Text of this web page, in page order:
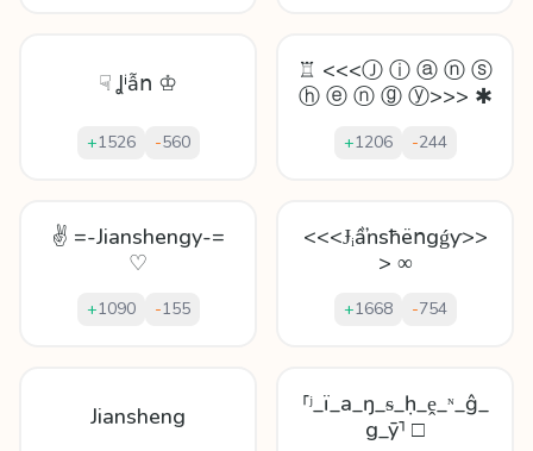
☟ Ʝⁱẫո ♔
+1526 -560
♖ <<<Ⓙ ⓘ ⓐ ⓝ ⓢ
ⓗ ⓔ ⓝ ⓖ ⓨ>>> ✱
+1206 -244
✌ =-Jianshengy-=
♡
+1090 -155
<<<Ɉᵢầŉѕħëոgǵƴ>>
> ∞
+1668 -754
Jiansheng
⸢ʲ_ï_а_ŋ_ᵴ_ḥ_ḙ_ᶰ_ĝ_
g_ȳ⸣ □